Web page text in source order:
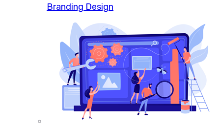
Branding Design